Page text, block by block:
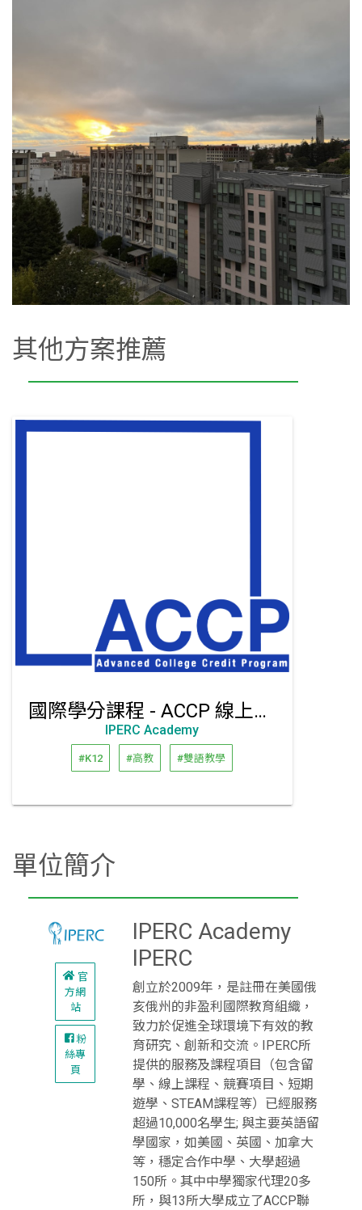
其他方案推薦
國際學分課程 - ACCP 線上雙學分課程
IPERC Academy
#K12 #高教 #雙語教學
單位簡介
官
方網
站
粉
絲專
頁
IPERC Academy
IPERC
創立於2009年，是註冊在美國俄
亥俄州的非盈利國際教育組織，
致力於促進全球環境下有效的教
育研究、創新和交流。IPERC所
提供的服務及課程項目（包含留
學、線上課程、競賽項目、短期
遊學、STEAM課程等）已經服務
超過10,000名學生; 與主要英語留
學國家，如美國、英國、加拿大
等，穩定合作中學、大學超過
150所。其中中學獨家代理20多
所，與13所大學成立了ACCP聯